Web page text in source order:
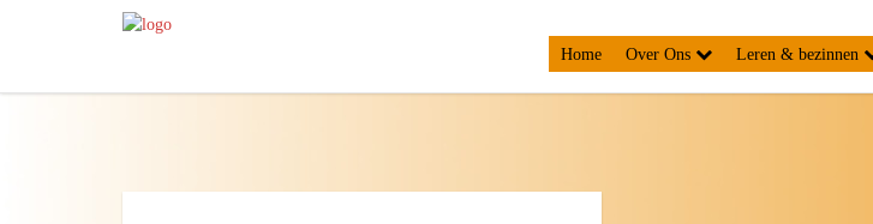
Home Over Ons Leren & bezinnen